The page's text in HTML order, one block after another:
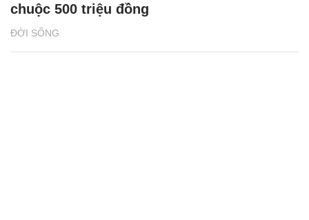
ĐỜI SỐNG
chuộc 500 triệu đồng